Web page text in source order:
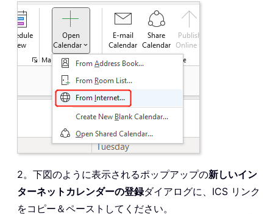
2。下図のように表示されるポップアップの新しいイン
ターネットカレンダーの登録ダイアログに、ICS リンク
をコピー＆ペーストしてください。